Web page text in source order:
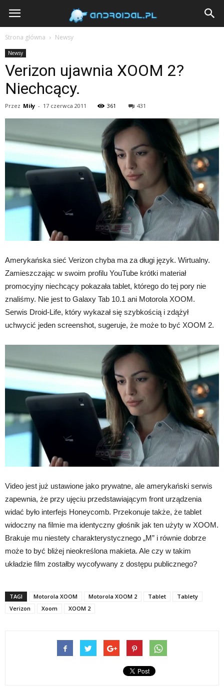
Androidal
Strona główna Newsy
Newsy
Verizon ujawnia XOOM 2?
Niechcący.
Przez Miły - 17 czerwca 2011 361 431
Amerykańska sieć Verizon chyba ma za długi język. Wirtualny.
Zamieszczając w swoim profilu YouTube krótki materiał
promocyjny niechcący pokazała tablet, którego do tej pory nie
znaliśmy. Nie jest to Galaxy Tab 10.1 ani Motorola XOOM.
Serwis Droid-Life, który wykazał się szybkością i zdążył
uchwycić jeden screenshot, sugeruje, że może to być XOOM 2.
Video jest już ustawione jako prywatne, ale amerykański serwis
zapewnia, że przy ujęciu przedstawiającym front urządzenia
widać było interfejs Honeycomb. Przekonuje także, że tablet
widoczny na filmie ma identyczny głośnik jak ten użyty w XOOM.
Brakuje mu niestety charakterystycznego „M” i równie dobrze
może to być bliżej nieokreślona makieta. Ale czy w takim
układzie film zostałby wycofywany z dostępu publicznego?
TAGI Motorola XOOM Motorola XOOM 2 Tablet
Tablety
Verizon
Xoom XOOM 2